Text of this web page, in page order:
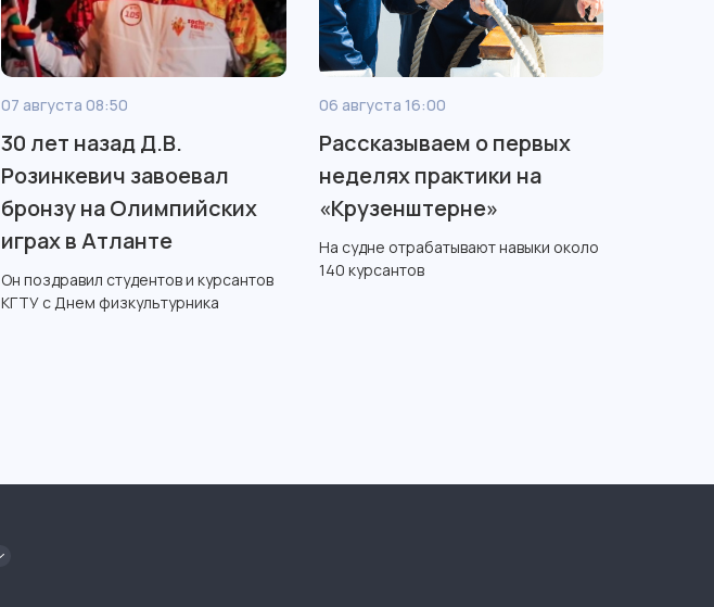
07 августа 08:50
30 лет назад Д.В.
Розинкевич завоевал
бронзу на Олимпийских
играх в Атланте
Он поздравил студентов и курсантов
КГТУ с Днем физкультурника
06 августа 16:00
Рассказываем о первых
неделях практики на
«Крузенштерне»
На судне отрабатывают навыки около
140 курсантов